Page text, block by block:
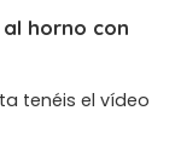
horno con
tenéis el vídeo